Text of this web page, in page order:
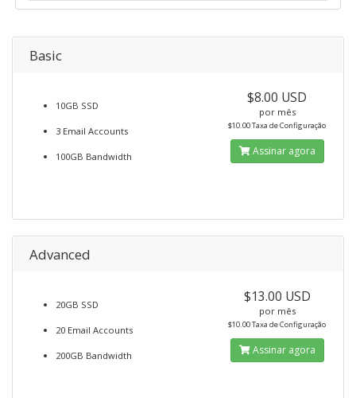
Basic
10GB SSD
3 Email Accounts
100GB Bandwidth
$8.00 USD
por mês
$10.00 Taxa de Configuração
Assinar agora
Advanced
20GB SSD
20 Email Accounts
200GB Bandwidth
$13.00 USD
por mês
$10.00 Taxa de Configuração
Assinar agora